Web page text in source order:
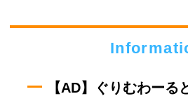
【AD】ぐりむわー